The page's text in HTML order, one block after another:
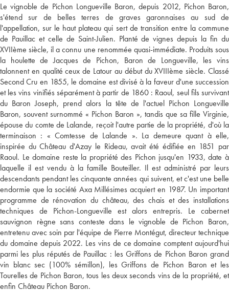
Le vignoble de Pichon Longueville Baron, depuis 2012, Pichon Baron,
s'étend sur de belles terres de graves garonnaises au sud de
l'appellation, sur le haut plateau qui sert de transition entre la commune
de Pauillac et celle de Saint-Julien. Planté de vignes depuis la fin du
XVIIème siècle, il a connu une renommée quasi-immédiate. Produits sous
la houlette de Jacques de Pichon, Baron de Longueville, les vins
talonnent en qualité ceux de Latour au début du XVIIIème siècle. Classé
Second Cru en 1855, le domaine est divisé à la faveur d'une succession
et les vins vinifiés séparément à partir de 1860 : Raoul, seul fils survivant
du Baron Joseph, prend alors la tête de l'actuel Pichon Longueville
Baron, souvent surnommé « Pichon Baron », tandis que sa fille Virginie,
épouse du comte de Lalande, reçoit l'autre partie de la propriété, d'où la
terminaison : « Comtesse de Lalande ». La demeure quant à elle,
inspirée du Château d'Azay le Rideau, avait été édifiée en 1851 par
Raoul. Le domaine reste la propriété des Pichon jusqu'en 1933, date à
laquelle il est vendu à la famille Bouteiller. Il est administré par leurs
descendants pendant les cinquante années qui suivent, et c'est une belle
endormie que la société Axa Millésimes acquiert en 1987. Un important
programme de rénovation du château, des chais et des installations
techniques de Pichon-Longueville est alors entrepris. Le cabernet
sauvignon règne sans conteste dans le vignoble de Pichon Baron,
entretenu avec soin par l'équipe de Pierre Montégut, directeur technique
du domaine depuis 2022. Les vins de ce domaine comptent aujourd'hui
parmi les plus réputés de Pauillac : les Griffons de Pichon Baron grand
vin blanc sec (100% sémillon), les Griffons de Pichon Baron et les
Tourelles de Pichon Baron, tous les deux seconds vins de la propriété, et
enfin Château Pichon Baron.